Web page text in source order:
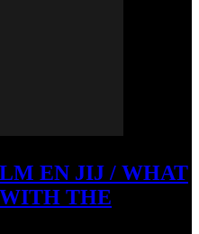
EN JIJ / WHAT
THE